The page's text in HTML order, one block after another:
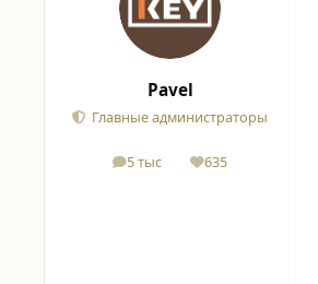
Pavel
Главные администраторы
5 тыс
сообщения635
Репутация